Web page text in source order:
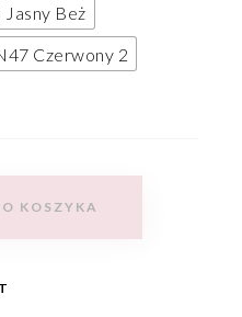
Jasny Beż
Czerwony 2
KOSZYKA